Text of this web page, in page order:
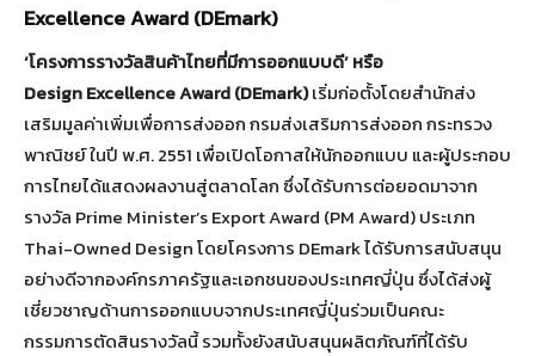
Excellence Award (DEmark)
‘โครงการรางวัลสินค้าไทยที่มีการออกแบบดี’ หรือ
Design Excellence Award (DEmark)เริ่มก่อตั้งโดยสำนักส่ง
เสริมมูลค่าเพิ่มเพื่อการส่งออก กรมส่งเสริมการส่งออก กระทรวง
พาณิชย์ ในปี พ.ศ. 2551 เพื่อเปิดโอกาสให้นักออกแบบ และผู้ประกอบ
การไทยได้แสดงผลงานสู่ตลาดโลก ซึ่งได้รับการต่อยอดมาจาก
รางวัล Prime Minister’s Export Award (PM Award) ประเภท
Thai-Owned Design โดยโครงการ DEmark ได้รับการสนับสนุน
อย่างดีจากองค์กรภาครัฐและเอกชนของประเทศญี่ปุ่น ซึ่งได้ส่งผู้
เชี่ยวชาญด้านการออกแบบจากประเทศญี่ปุ่นร่วมเป็นคณะ
กรรมการตัดสินรางวัลนี้ รวมทั้งยังสนับสนุนผลิตภัณฑ์ที่ได้รับ